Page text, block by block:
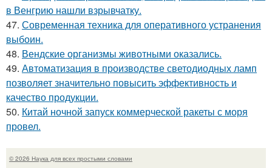
в Венгрию нашли взрывчатку.
47. Современная техника для оперативного устранения
выбоин.
48. Вендские организмы животными оказались.
49. Автоматизация в производстве светодиодных ламп
позволяет значительно повысить эффективность и
качество продукции.
50. Китай ночной запуск коммерческой ракеты с моря
провел.
© 2026 Наука для всех простыми словами